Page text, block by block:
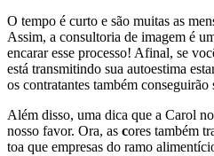
O tempo é curto e são muitas as
Assim, a consultoria de imagem é
encarar esse processo! Afinal, se
está transmitindo sua autoestima
os contratantes também conseguirão
Além disso, uma dica que a Carol
nosso favor. Ora, as cores também
toa que empresas do ramo